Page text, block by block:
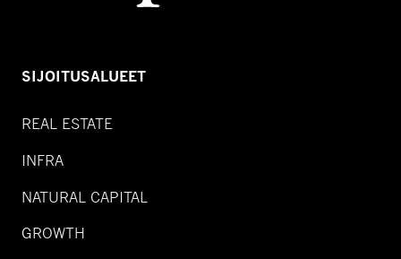
SIJOITUSALUEET
REAL ESTATE
INFRA
NATURAL CAPITAL
GROWTH